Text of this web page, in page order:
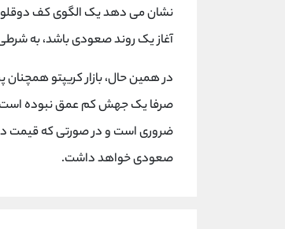
آغاز یک روند صعودی باشد، به شرطی که
در همین حال، بازار کریپتو
صعودی خواهد داشت.